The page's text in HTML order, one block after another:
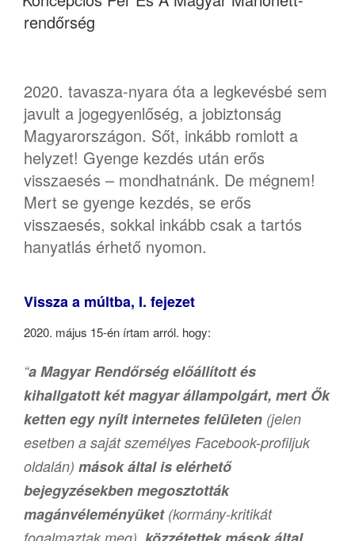
rendőrség
2020. tavasza-nyara óta a legkevésbé sem
javult a jogegyenlőség, a jobiztonság
Magyarországon. Sőt, inkább romlott a
helyzet! Gyenge kezdés után erős
visszaesés – mondhatnánk. De mégnem!
Mert se gyenge kezdés, se erős
visszaesés, sokkal inkább csak a tartós
hanyatlás érhető nyomon.
Vissza a múltba, I. fejezet
2020. május 15-én írtam arról. hogy:
“a Magyar Rendőrség előállított és
kihallgatott két magyar állampolgárt, mert Ők
ketten egy nyílt internetes felületen (jelen
esetben a saját személyes Facebook-profiljuk
oldalán) mások által is elérhető
bejegyzésekben megosztották
magánvéleményüket (kormány-kritikát